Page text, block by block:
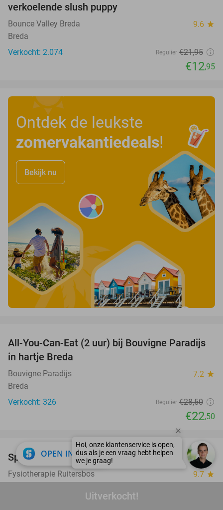
Uitverkocht!
verkoelende slush puppy
Bounce Valley Breda 9.6 star
Breda
Verkocht: 2.074
Regulier €21,95
€12,95
Ontdek de leukste
zomervakantiedeals!
Bekijk nu
21%
All-You-Can-Eat (2 uur) bij Bouvigne Paradijs
in hartje Breda
Bouvigne Paradijs 7.2 star
Breda
Verkocht: 326
Regulier €28,50
€22,50
45%
Sportmassage (30 of 60 min)
Fysiotherapie Ruitersbos 9.7 star
OPEN IN APP close